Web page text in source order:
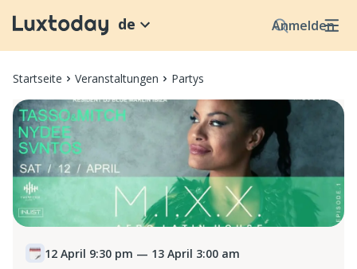
Anmelden
de
Startseite Veranstaltungen Partys
12 April 9:30 pm — 13 April 3:00 am